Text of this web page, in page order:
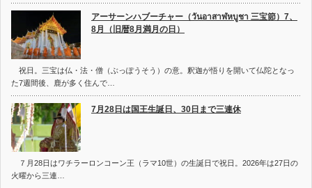
アーサーンハブーチャー（วันอาสาฬหบูชา 三宝節）7、
8月（旧暦8月満月の日）
祝日。三宝は仏・法・僧（ぶっぽうそう）の意。釈迦が悟りを開いて仏陀となっ
た7週間後、鹿が多く住んで…
7月28日は国王生誕日、30日まで三連休
７月28日はワチラーロンコーン王（ラマ10世）の生誕日で祝日。2026年は27日の
火曜から三連…